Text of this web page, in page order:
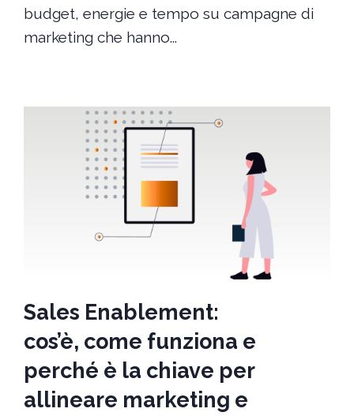
budget, energie e tempo su campagne di
marketing che hanno...
Sales Enablement:
cos’è, come funziona e
perché è la chiave per
allineare marketing e